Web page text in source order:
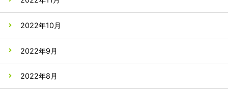
2022年10月
2022年9月
2022年8月